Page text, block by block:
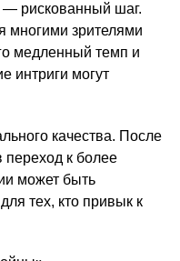
— рискованный шаг.
многими зрителями
медленный темп и
интриги могут
качества. После
переход к более
может быть
тех, кто привык к